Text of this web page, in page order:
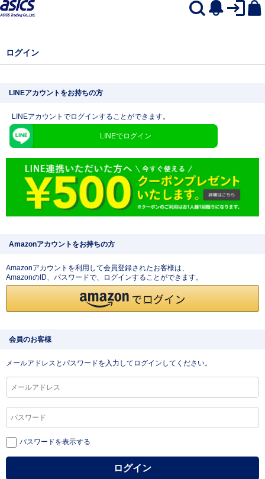
ログイン
LINEアカウントをお持ちの方
LINEアカウントでログインすることができます。
LINEでログイン
Amazonアカウントをお持ちの方
Amazonアカウントを利用して会員登録されたお客様は、
AmazonのID、パスワードで、ログインすることができます。
会員のお客様
メールアドレスとパスワードを入力してログインしてください。
パスワードを表示する